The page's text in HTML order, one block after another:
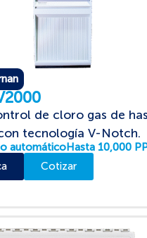
de cloro gas de
tecnología V-Notch.
automáticoHasta 10,000
Cotizar